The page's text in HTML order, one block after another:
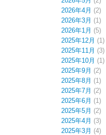
2026年4月 (2)
2026年3月 (1)
2026年1月 (5)
2025年12月 (1)
2025年11月 (3)
2025年10月 (1)
2025年9月 (2)
2025年8月 (1)
2025年7月 (2)
2025年6月 (1)
2025年5月 (2)
2025年4月 (3)
2025年3月 (4)